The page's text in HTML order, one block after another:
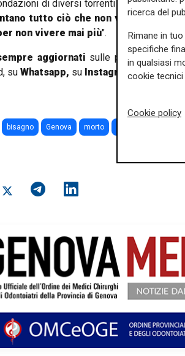
di diversi torrenti tra cui il
tutto ciò che non vogliamo per
non vivere mai più".
aggiornati sulle principali
su Whatsapp, su Instagram,su
bisagno Genova morto
ricerca del
Rimane in
specifiche
in qualsiasi
cookie
Cookie policy